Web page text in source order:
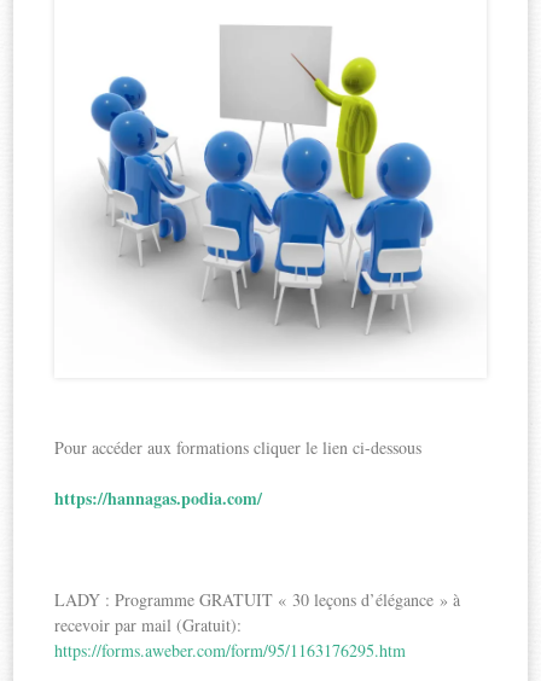
Pour accéder aux formations cliquer le lien ci-dessous
https://hannagas.podia.com/
LADY : Programme GRATUIT « 30 leçons d’élégance » à
recevoir par mail (Gratuit):
https://forms.aweber.com/form/95/1163176295.htm